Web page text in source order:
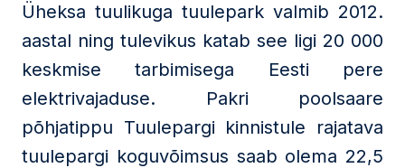
Üheksa tuulikuga tuulepark valmib 2012.
aastal ning tulevikus katab see ligi 20 000
keskmise tarbimisega Eesti pere
elektrivajaduse. Pakri poolsaare
põhjatippu Tuulepargi kinnistule rajatava
tuulepargi koguvõimsus saab olema 22,5